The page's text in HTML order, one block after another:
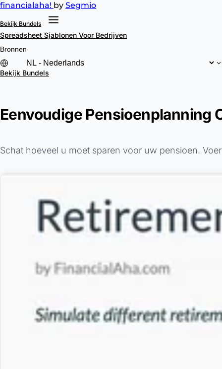
financialaha! by Segmio
Bekijk Bundels
Spreadsheet Sjablonen Voor Bedrijven
Bronnen
Bekijk Bundels
Eenvoudige Pensioenplanning
Schat hoeveel u moet sparen voor uw pensioen.